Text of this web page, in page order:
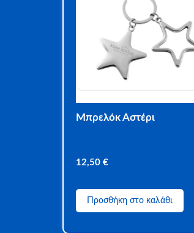
Μπρελόκ Αστέρι
12,50 €
Προσθήκη στο καλάθι